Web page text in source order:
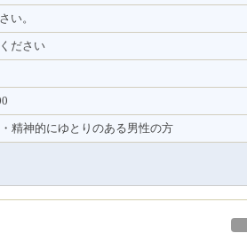
い。
ださい
精神的にゆとりのある男性の方